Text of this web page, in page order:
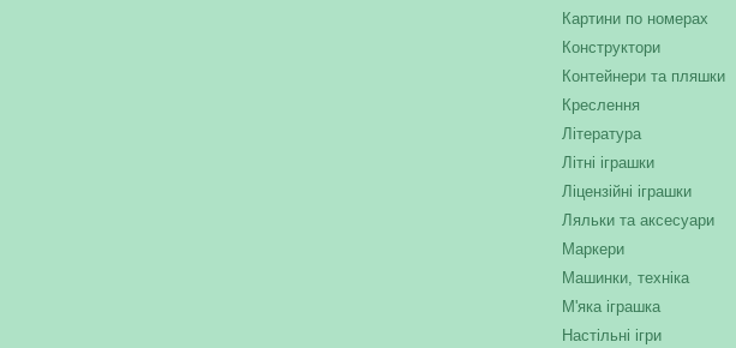
Картини по номерах
Конструктори
Контейнери та пляшки
Креслення
Література
Літні іграшки
Ліцензійні іграшки
Ляльки та аксесуари
Маркери
Машинки, техніка
М'яка іграшка
Настільні ігри